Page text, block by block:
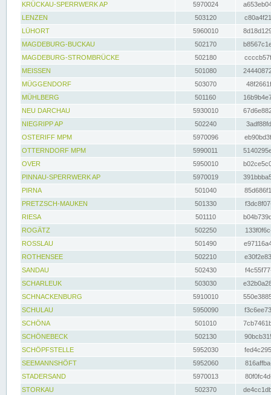
KRÜCKAU-SPERRWERK AP
5970024
LENZEN
503120
LÜHORT
5960010
MAGDEBURG-BUCKAU
502170
MAGDEBURG-STROMBRÜCKE
502180
MEISSEN
501080
MÜGGENDORF
503070
MÜHLBERG
501160
NEU DARCHAU
5930010
NIEGRIPP AP
502240
OSTERIFF MPM
5970096
OTTERNDORF MPM
5990011
OVER
5950010
PINNAU-SPERRWERK AP
5970019
PIRNA
501040
PRETZSCH-MAUKEN
501330
RIESA
501110
ROGÄTZ
502250
ROSSLAU
501490
ROTHENSEE
502210
SANDAU
502430
SCHARLEUK
503030
SCHNACKENBURG
5910010
SCHULAU
5950090
SCHÖNA
501010
SCHÖNEBECK
502130
SCHÖPFSTELLE
5952030
SEEMANNSHÖFT
5952060
STADERSAND
5970013
STORKAU
502370